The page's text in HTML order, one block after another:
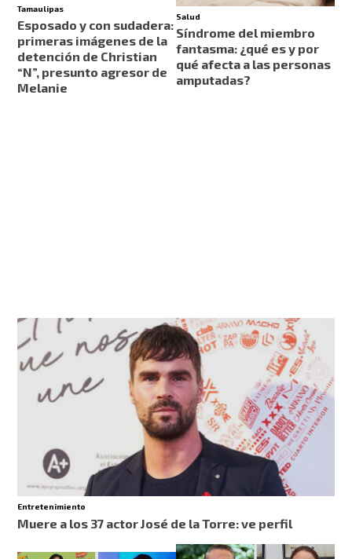
Tamaulipas
Esposado y con sudadera:
primeras imágenes de la
detención de Christian
“N”, presunto agresor de
Melanie
Salud
Síndrome del miembro
fantasma: ¿qué es y por
qué afecta a las personas
amputadas?
Entretenimiento
Muere a los 37 actor José de la Torre: ve perfil